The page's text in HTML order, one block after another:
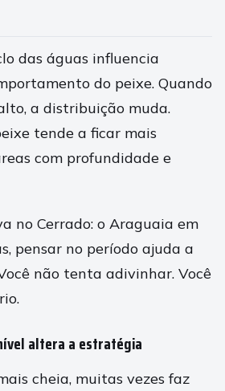
das águas influencia
do peixe. Quando
a distribuição muda.
tende a ficar mais
com profundidade e
no Cerrado: o Araguaia em
pensar no período ajuda a
não tenta adivinhar. Você
altera a estratégia
cheia, muitas vezes faz